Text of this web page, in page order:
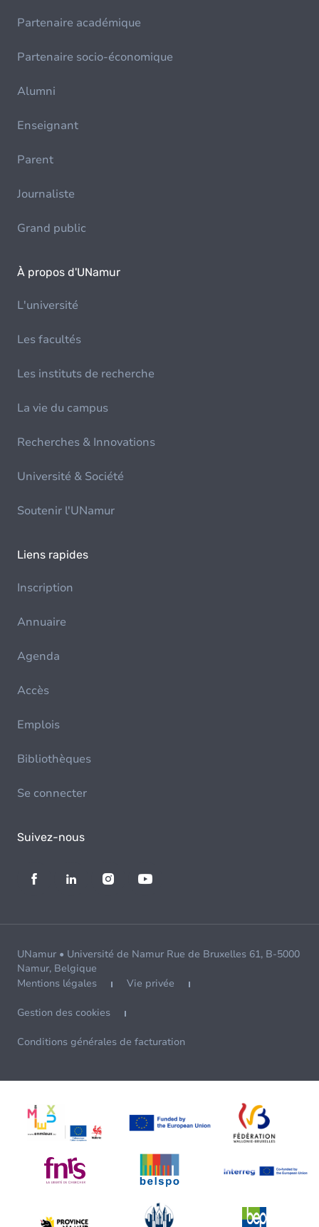
Partenaire académique
Partenaire socio-économique
Alumni
Enseignant
Parent
Journaliste
Grand public
À propos d'UNamur
L'université
Les facultés
Les instituts de recherche
La vie du campus
Recherches & Innovations
Université & Société
Soutenir l'UNamur
Liens rapides
Inscription
Annuaire
Agenda
Accès
Emplois
Bibliothèques
Se connecter
Suivez-nous
UNamur • Université de Namur Rue de Bruxelles 61, B-5000
Namur, Belgique
Mentions légales
Vie privée
Gestion des cookies
Conditions générales de facturation